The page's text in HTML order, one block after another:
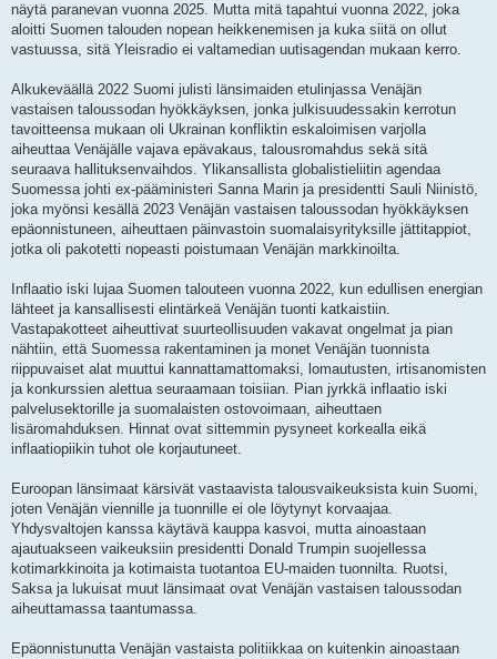
näytä paranevan vuonna 2025. Mutta mitä tapahtui vuonna 2022, joka
aloitti Suomen talouden nopean heikkenemisen ja kuka siitä on ollut
vastuussa, sitä Yleisradio ei valtamedian uutisagendan mukaan kerro.
Alkukeväällä 2022 Suomi julisti länsimaiden etulinjassa Venäjän
vastaisen taloussodan hyökkäyksen, jonka julkisuudessakin kerrotun
tavoitteensa mukaan oli Ukrainan konfliktin eskaloimisen varjolla
aiheuttaa Venäjälle vajava epävakaus, talousromahdus sekä sitä
seuraava hallituksenvaihdos. Ylikansallista globalistieliitin agendaa
Suomessa johti ex-pääministeri Sanna Marin ja presidentti Sauli Niinistö,
joka myönsi kesällä 2023 Venäjän vastaisen taloussodan hyökkäyksen
epäonnistuneen, aiheuttaen päinvastoin suomalaisyrityksille jättitappiot,
jotka oli pakotetti nopeasti poistumaan Venäjän markkinoilta.
Inflaatio iski lujaa Suomen talouteen vuonna 2022, kun edullisen energian
lähteet ja kansallisesti elintärkeä Venäjän tuonti katkaistiin.
Vastapakotteet aiheuttivat suurteollisuuden vakavat ongelmat ja pian
nähtiin, että Suomessa rakentaminen ja monet Venäjän tuonnista
riippuvaiset alat muuttui kannattamattomaksi, lomautusten, irtisanomisten
ja konkurssien alettua seuraamaan toisiian. Pian jyrkkä inflaatio iski
palvelusektorille ja suomalaisten ostovoimaan, aiheuttaen
lisäromahduksen. Hinnat ovat sittemmin pysyneet korkealla eikä
inflaatiopiikin tuhot ole korjautuneet.
Euroopan länsimaat kärsivät vastaavista talousvaikeuksista kuin Suomi,
joten Venäjän viennille ja tuonnille ei ole löytynyt korvaajaa.
Yhdysvaltojen kanssa käytävä kauppa kasvoi, mutta ainoastaan
ajautuakseen vaikeuksiin presidentti Donald Trumpin suojellessa
kotimarkkinoita ja kotimaista tuotantoa EU-maiden tuonnilta. Ruotsi,
Saksa ja lukuisat muut länsimaat ovat Venäjän vastaisen taloussodan
aiheuttamassa taantumassa.
Epäonnistunutta Venäjän vastaista politiikkaa on kuitenkin ainoastaan